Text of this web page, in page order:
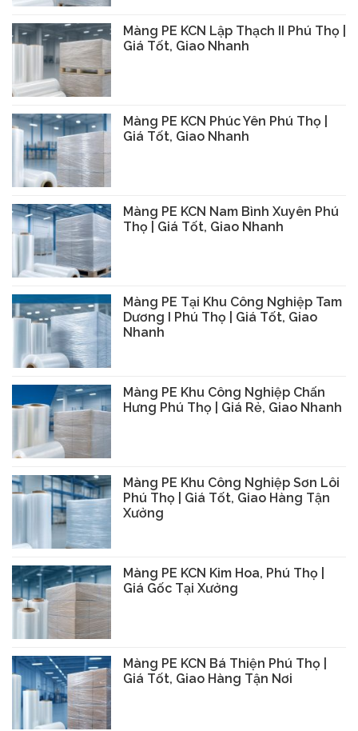
Màng PE KCN Lập Thạch II Phú Thọ |
Giá Tốt, Giao Nhanh
Màng PE KCN Phúc Yên Phú Thọ |
Giá Tốt, Giao Nhanh
Màng PE KCN Nam Bình Xuyên Phú
Thọ | Giá Tốt, Giao Nhanh
Màng PE Tại Khu Công Nghiệp Tam
Dương I Phú Thọ | Giá Tốt, Giao
Nhanh
Màng PE Khu Công Nghiệp Chấn
Hưng Phú Thọ | Giá Rẻ, Giao Nhanh
Màng PE Khu Công Nghiệp Sơn Lôi
Phú Thọ | Giá Tốt, Giao Hàng Tận
Xưởng
Màng PE KCN Kim Hoa, Phú Thọ |
Giá Gốc Tại Xưởng
Màng PE KCN Bá Thiện Phú Thọ |
Giá Tốt, Giao Hàng Tận Nơi